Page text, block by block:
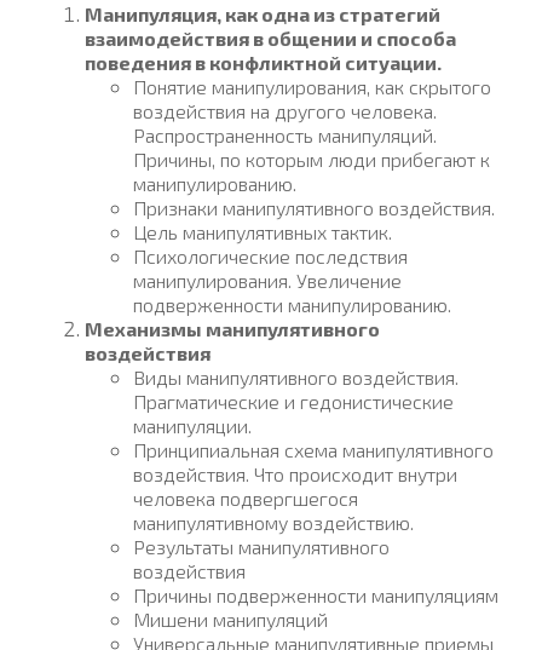
Манипуляция, как одна из стратегий
взаимодействия в общении и способа
поведения в конфликтной ситуации.
Понятие манипулирования, как скрытого
воздействия на другого человека.
Распространенность манипуляций.
Причины, по которым люди прибегают к
манипулированию.
Признаки манипулятивного воздействия.
Цель манипулятивных тактик.
Психологические последствия
манипулирования. Увеличение
подверженности манипулированию.
Механизмы манипулятивного
воздействия
Виды манипулятивного воздействия.
Прагматические и гедонистические
манипуляции.
Принципиальная схема манипулятивного
воздействия. Что происходит внутри
человека подвергшегося
манипулятивному воздействию.
Результаты манипулятивного
воздействия
Причины подверженности манипуляциям
Мишени манипуляций
Универсальные манипулятивные приемы